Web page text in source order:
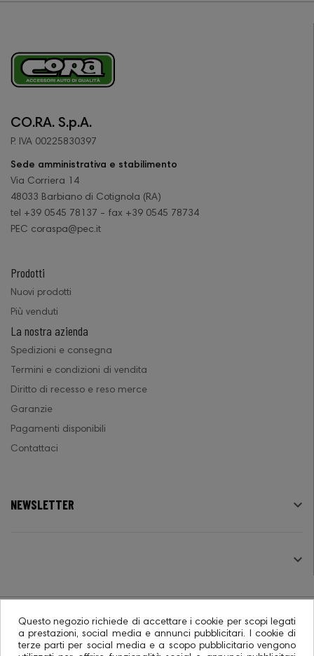
CO.RA. S.p.A.
P. IVA 00225830397
Sede amministrativa e stabilimento
Via Corriera 14
48033 Barbiano di Cotignola (RA)
tel +39 0545 78137 - fax +39 0545 78734
PEC coraspa@pec.it
Prodotti
Nuovi prodotti
Più venduti
La nostra azienda
Spedizioni e consegna
Termini e condizioni di vendita
Diritto di recesso e reso merce
Garanzie
Pagamenti disponibili
Contattaci
NEWSLETTER 

© 2026 - Ecommerce software CO.RA. SpA
Questo negozio richiede di accettare i cookie per scopi legati
a prestazioni, social media e annunci pubblicitari. I cookie di
terze parti per social media e a scopo pubblicitario vengono